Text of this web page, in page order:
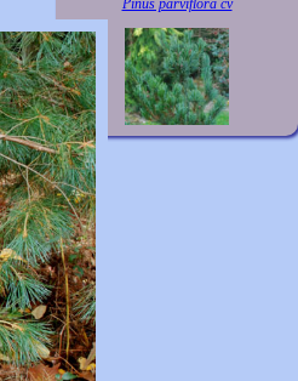
Pinus parviflora cv